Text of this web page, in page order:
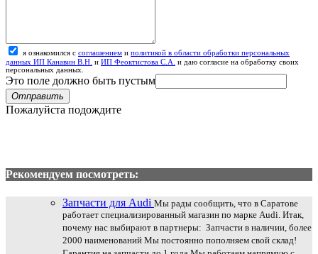
я ознакомился с соглашением и политикой в области обработки персональных
данных ИП Канавин В.Н. и ИП Феоктистова С.А. и даю согласие на обработку своих
персональных данных.
Это поле должно быть пустым
Отправить
Пожалуйста подождите
Рекомендуем посмотреть:
Запчасти для Audi Мы рады сообщить, что в Саратове
работает специализированный магазин по марке Audi. Итак,
почему нас выбирают в партнеры: Запчасти в наличии, более
2000 наименований Мы постоянно пополняем свой склад!